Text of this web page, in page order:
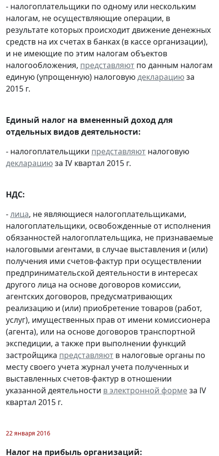
- налогоплательщики по одному или нескольким
налогам, не осуществляющие операции, в
результате которых происходит движение денежных
средств на их счетах в банках (в кассе организации),
и не имеющие по этим налогам объектов
налогообложения, представляют по данным налогам
единую (упрощенную) налоговуюдекларациюза
2015 г.
Единый налог на вмененный доход для
отдельных видов деятельности:
- налогоплательщики представляют налоговую
декларациюза IV квартал 2015 г.
НДС:
-лица, не являющиеся налогоплательщиками,
налогоплательщики, освобожденные от исполнения
обязанностей налогоплательщика, не признаваемые
налоговыми агентами, в случае выставления и (или)
получения ими счетов-фактур при осуществлении
предпринимательской деятельности в интересах
другого лица на основе договоров комиссии,
агентских договоров, предусматривающих
реализацию и (или) приобретение товаров (работ,
услуг), имущественных прав от имени комиссионера
(агента), или на основе договоров транспортной
экспедиции, а также при выполнении функций
застройщика представляют в налоговые органы по
месту своего учета журнал учета полученных и
выставленных счетов-фактур в отношении
указанной деятельности в электронной формеза lV
квартал 2015 г.
22 января 2016
Налог на прибыль организаций: